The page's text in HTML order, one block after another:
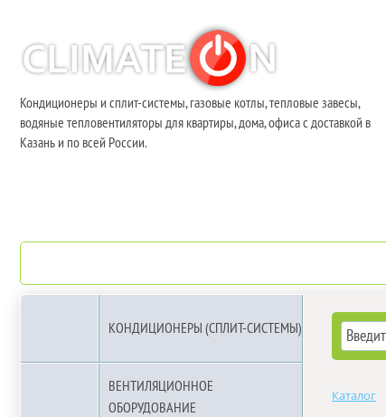
Кондиционеры и сплит-системы, газовые котлы, тепловые завесы,
водяные тепловентиляторы для квартиры, дома, офиса с доставкой в
Казань и по всей России.
КОНДИЦИОНЕРЫ (СПЛИТ-СИСТЕМЫ)
ВЕНТИЛЯЦИОННОЕ
ОБОРУДОВАНИЕ
Каталог